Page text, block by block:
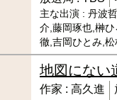
主な出演 : 丹波
介,藤岡琢也,榊
徹,吉岡ひとみ,松
地図にない
作家 : 高久進